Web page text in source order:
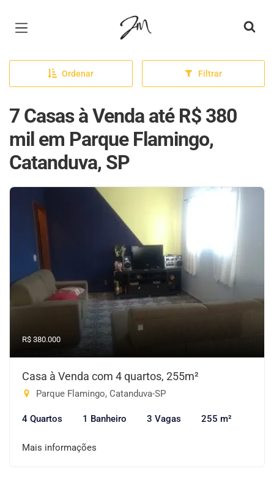
Página inicial
Ordenar Filtrar
7 Casas à Venda até R$ 380
mil em Parque Flamingo,
Catanduva, SP
R$ 380.000
Casa à Venda com 4 quartos, 255m²
Parque Flamingo, Catanduva-SP
4 Quartos 1 Banheiro 3 Vagas 255 m²
Mais informações